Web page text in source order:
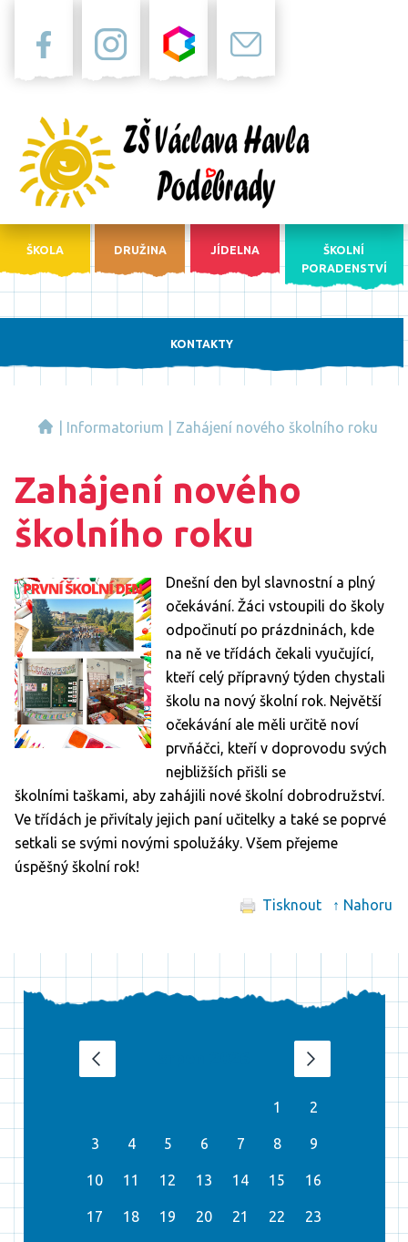
ŠKOLA DRUŽINA JÍDELNA
ŠKOLNÍ
PORADENSTVÍ
KONTAKTY
Informatorium Zahájení nového školního roku
Zahájení nového
školního roku
Dnešní den byl slavnostní a plný
očekávání. Žáci vstoupili do školy
odpočinutí po prázdninách, kde
na ně ve třídách čekali vyučující,
kteří celý přípravný týden chystali
školu na nový školní rok. Největší
očekávání ale měli určitě noví
prvňáčci, kteří v doprovodu svých
nejbližších přišli se
školními taškami, aby zahájili nové školní dobrodružství.
Ve třídách je přivítaly jejich paní učitelky a také se poprvé
setkali se svými novými spolužáky. Všem přejeme
úspěšný školní rok!
Tisknout ↑ Nahoru
1 2
3 4 5 6 7 8 9
10 11 12 13 14 15 16
17 18 19 20 21 22 23